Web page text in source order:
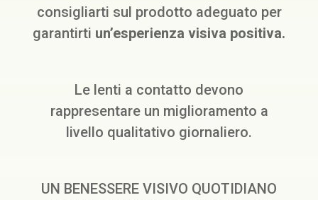
consigliarti sul prodotto adeguato per
garantirti un’esperienza visiva positiva.
Le lenti a contatto devono
rappresentare un miglioramento a
livello qualitativo giornaliero.
UN BENESSERE VISIVO QUOTIDIANO